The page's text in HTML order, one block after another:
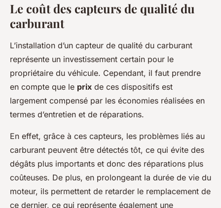
Le coût des capteurs de qualité du
carburant
L’installation d’un capteur de qualité du carburant
représente un investissement certain pour le
propriétaire du véhicule. Cependant, il faut prendre
en compte que le prix de ces dispositifs est
largement compensé par les économies réalisées en
termes d’entretien et de réparations.
En effet, grâce à ces capteurs, les problèmes liés au
carburant peuvent être détectés tôt, ce qui évite des
dégâts plus importants et donc des réparations plus
coûteuses. De plus, en prolongeant la durée de vie du
moteur, ils permettent de retarder le remplacement de
ce dernier, ce qui représente également une